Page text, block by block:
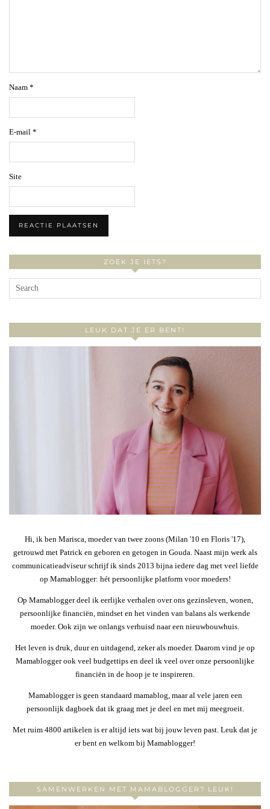
Naam *
E-mail *
Site
ZOEK JE IETS?
LEUK DAT JE ER BENT!
Hi, ik ben Marisca, moeder van twee zoons (Milan '10 en Floris '17),
getrouwd met Patrick en geboren en getogen in Gouda. Naast mijn werk als
communicatieadviseur schrijf ik sinds 2013 bijna iedere dag met veel liefde
op Mamablogger: hét persoonlijke platform voor moeders!
Op Mamablogger deel ik eerlijke verhalen over ons gezinsleven, wonen,
persoonlijke financiën, mindset en het vinden van balans als werkende
moeder. Ook zijn we onlangs verhuisd naar een nieuwbouwhuis.
Het leven is druk, duur en uitdagend, zeker als moeder. Daarom vind je op
Mamablogger ook veel budgettips en deel ik veel over onze persoonlijke
financiën in de hoop je te inspireren.
Mamablogger is geen standaard mamablog, maar al vele jaren een
persoonlijk dagboek dat ik graag met je deel en met mij meegroeit.
Met ruim 4800 artikelen is er altijd iets wat bij jouw leven past. Leuk dat je
er bent en welkom bij Mamablogger!
SAMENWERKEN MET MAMABLOGGER? LEUK!